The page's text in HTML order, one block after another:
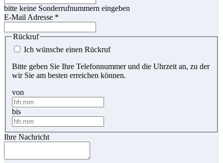
bitte keine Sonderrufnummern eingeben
E-Mail Adresse *
Rückruf
Ich wünsche einen Rückruf
Bitte geben Sie Ihre Telefonnummer und die Uhrzeit an, zu der
wir Sie am besten erreichen können.
von
bis
Ihre Nachricht